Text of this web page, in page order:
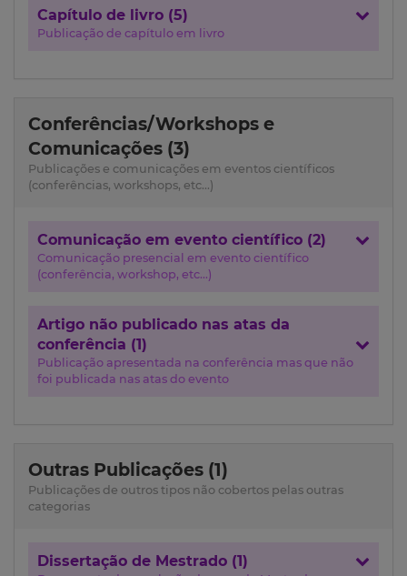
Capítulo de livro (5)
Publicação de capítulo em livro
Conferências/Workshops e
Comunicações (3)
Publicações e comunicações em eventos científicos
(conferências, workshops, etc...)
Comunicação em evento científico (2)
Comunicação presencial em evento científico
(conferência, workshop, etc...)
Artigo não publicado nas atas da
conferência (1)
Publicação apresentada na conferência mas que não
foi publicada nas atas do evento
Outras Publicações (1)
Publicações de outros tipos não cobertos pelas outras
categorias
Dissertação de Mestrado (1)